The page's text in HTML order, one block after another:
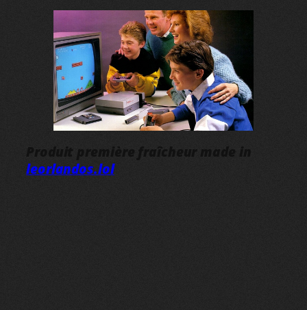
Produit première fraîcheur made in
leorlandos.lol